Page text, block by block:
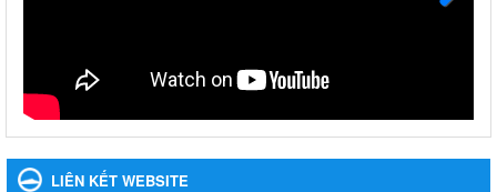
Ngày ban hành: 22/08/2023
Triển khai Kế hoạch Triển khai các hoạt động hưởng ứng
phong trào vệ sinh yêu nước nâng cao sức khỏe nhân dân
LIÊN KẾT WEBSITE